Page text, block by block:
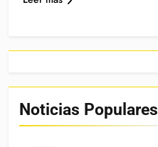
Noticias Populares